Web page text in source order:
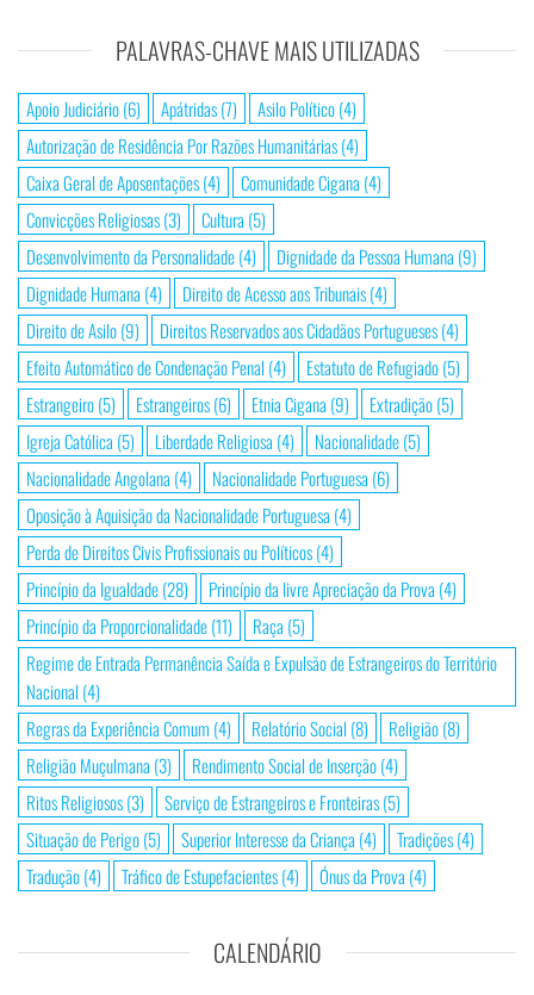
PALAVRAS-CHAVE MAIS UTILIZADAS
Apoio Judiciário(6) Apátridas(7) Asilo Político(4)
Autorização de Residência Por Razões Humanitárias(4)
Caixa Geral de Aposentações(4) Comunidade Cigana (4)
Convicções Religiosas(3) Cultura (5)
Desenvolvimento da Personalidade(4) Dignidade da Pessoa Humana (9)
Dignidade Humana (4) Direito de Acesso aos Tribunais(4)
Direito de Asilo(9) Direitos Reservados aos Cidadãos Portugueses(4)
Efeito Automático de Condenação Penal (4) Estatuto de Refugiado(5)
Estrangeiro(5) Estrangeiros(6) Etnia Cigana (9) Extradição(5)
Igreja Católica (5) Liberdade Religiosa (4) Nacionalidade(5)
Nacionalidade Angolana (4) Nacionalidade Portuguesa (6)
Oposição à Aquisição da Nacionalidade Portuguesa (4)
Perda de Direitos Civis Profissionais ou Políticos(4)
Princípio da Igualdade(28) Princípio da livre Apreciação da Prova (4)
Princípio da Proporcionalidade(11) Raça (5)
Regime de Entrada Permanência Saída e Expulsão de Estrangeiros do Território
Nacional (4)
Regras da Experiência Comum (4) Relatório Social (8) Religião(8)
Religião Muçulmana (3) Rendimento Social de Inserção(4)
Ritos Religiosos(3) Serviço de Estrangeiros e Fronteiras(5)
Situação de Perigo(5) Superior Interesse da Criança (4) Tradições(4)
Tradução(4) Tráfico de Estupefacientes(4) Ónus da Prova (4)
CALENDÁRIO